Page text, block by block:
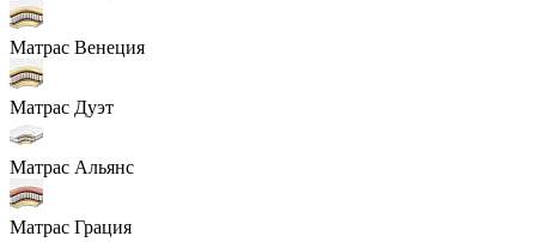
Матрас Венеция
Матрас Дуэт
Матрас Альянс
Матрас Грация